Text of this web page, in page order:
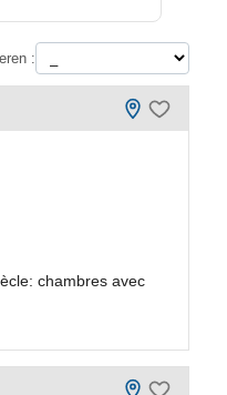
:
chambres avec